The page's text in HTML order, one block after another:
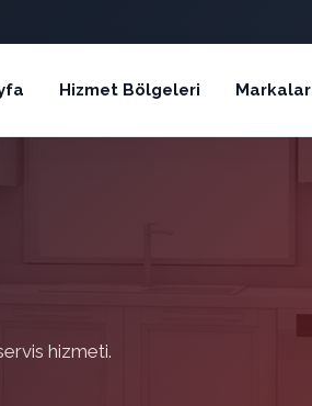
Hizmet Bölgeleri Markalar
hizmeti.